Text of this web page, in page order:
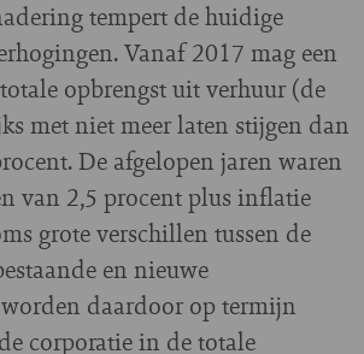
tempert de huidige
Vanaf 2017 mag een
opbrengst uit verhuur (de
met niet meer laten stijgen dan
De afgelopen jaren waren
van 2,5 procent plus inflatie
grote verschillen tussen de
en nieuwe
daardoor op termijn
corporatie in de totale